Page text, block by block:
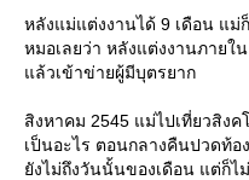
หลังแม่แต่งงานได้ 9 เดือน แ
หมอเลยว่า หลังแต่งงานภายใ
ล้วเข้าข่ายผู้มีบุตรยาก
สิงหาคม 2545 แม่ไปเที่ยวสิง
เป็นอะไร ตอนกลางคืนปวดท้อ
งไม่ถึงวันนั้นของเดือน แต่ก็ไ